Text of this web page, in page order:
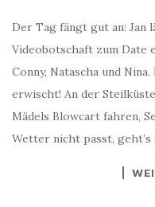
Der Tag fängt gut an: Jan
Videobotschaft zum Date
Conny, Natascha und
erwischt! An der
Mädels Blowcart fahren,
Wetter nicht passt,